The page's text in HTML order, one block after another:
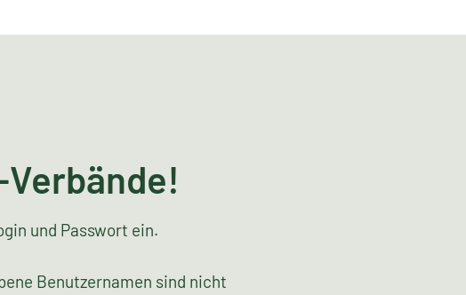
und Passwort ein.
Benutzernamen sind nicht